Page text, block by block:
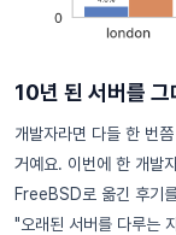
10년 된 서버를
개발자라면 다들 한 번
거예요. 이번에 한 개발
FreeBSD로 옮긴 후기
"오래된 서버를 다루는